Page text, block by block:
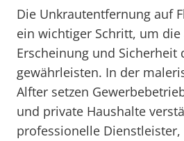
Die Unkrautentfernung auf
ein wichtiger Schritt, um
Erscheinung und Sicherheit
gewährleisten. In der
Alfter setzen
und private Haushalte
professionelle